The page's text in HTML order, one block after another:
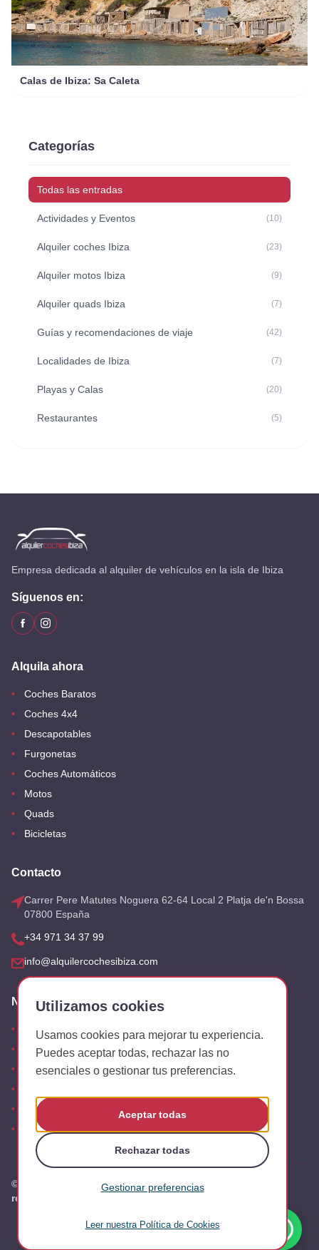
Calas de Ibiza: Sa Caleta
Categorías
Todas las entradas
Actividades y Eventos (10)
Alquiler coches Ibiza (23)
Alquiler motos Ibiza (9)
Alquiler quads Ibiza (7)
Guías y recomendaciones de viaje (42)
Localidades de Ibiza (7)
Playas y Calas (20)
Restaurantes (5)
Empresa dedicada al alquiler de vehículos en la isla de Ibiza
Síguenos en:
Alquila ahora
Coches Baratos
Coches 4x4
Descapotables
Furgonetas
Coches Automáticos
Motos
Quads
Bicicletas
Contacto
Carrer Pere Matutes Noguera 62-64 Local 2 Platja de'n Bossa
07800 España
+34 971 34 37 99
info@alquilercochesibiza.com
Nuestras Oficinas
Aeropuerto
San Antonio
Playa den Bossa
Cala Tarida
Oficinas
© 2026 Alquiler Coches Ibiza. Todos los derechos
reservados.
Política de CookiesTérminos y Condiciones
Utilizamos cookies
Usamos cookies para mejorar tu experiencia.
Puedes aceptar todas, rechazar las no
esenciales o gestionar tus preferencias.
Aceptar todas
Rechazar todas
Gestionar preferencias
Cookies esencialesLeer nuestra Política de Cookies